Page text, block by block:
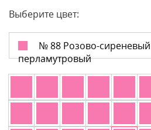
Выберите цвет:
№ 88 Розово-
перламутровый